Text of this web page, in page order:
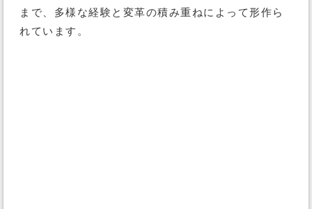
まで、多様な経験と変革の積み重ねによって形作ら
れています。